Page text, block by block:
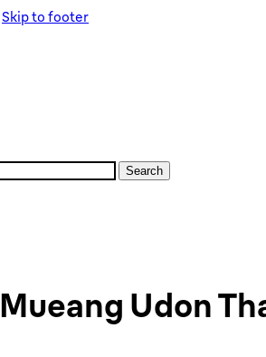
Skip to footer
Search
Mueang Udon
เครื่องชงกาแฟ
เครื่องชงกาแฟ
PurShine Collection